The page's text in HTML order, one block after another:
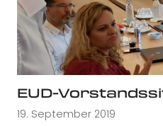
EUD-
19. September 2019